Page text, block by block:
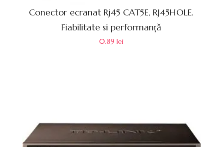
Conector ecranat Rj45 CAT5E, RJ45HOLE.
Fiabilitate si performanță
0.89lei